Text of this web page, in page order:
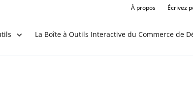
À propos Écrivez
La Boîte à Outils Interactive du Commerce de